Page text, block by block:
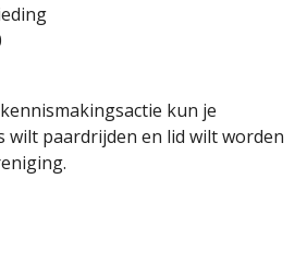
kun je
wilt paardrijden en lid wilt worden